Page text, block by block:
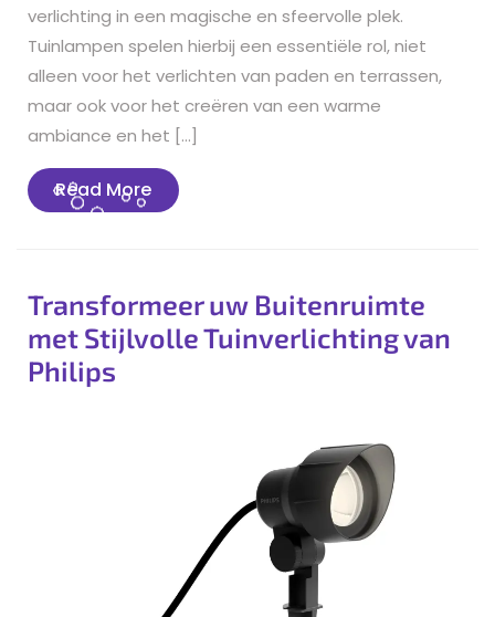
verlichting in een magische en sfeervolle plek.
Tuinlampen spelen hierbij een essentiële rol, niet
alleen voor het verlichten van paden en terrassen,
maar ook voor het creëren van een warme
ambiance en het […]
Read MoreRead
More
Transformeer uw Buitenruimte
met Stijlvolle Tuinverlichting van
Philips